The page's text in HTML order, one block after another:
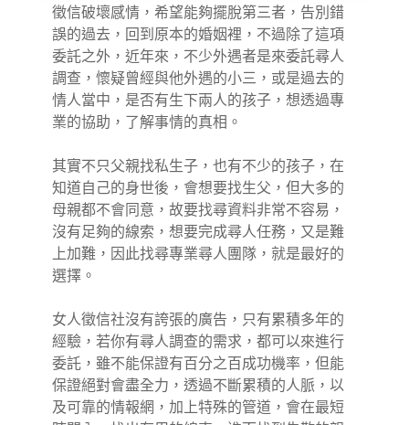
徵信破壞感情，希望能夠擺脫第三者，告別錯
誤的過去，回到原本的婚姻裡，不過除了這項
委託之外，近年來，不少外遇者是來委託尋人
調查，懷疑曾經與他外遇的小三，或是過去的
情人當中，是否有生下兩人的孩子，想透過專
業的協助，了解事情的真相。
其實不只父親找私生子，也有不少的孩子，在
知道自己的身世後，會想要找生父，但大多的
母親都不會同意，故要找尋資料非常不容易，
沒有足夠的線索，想要完成尋人任務，又是難
上加難，因此找尋專業尋人團隊，就是最好的
選擇。
女人徵信社沒有誇張的廣告，只有累積多年的
經驗，若你有尋人調查的需求，都可以來進行
委託，雖不能保證有百分之百成功機率，但能
保證絕對會盡全力，透過不斷累積的人脈，以
及可靠的情報網，加上特殊的管道，會在最短